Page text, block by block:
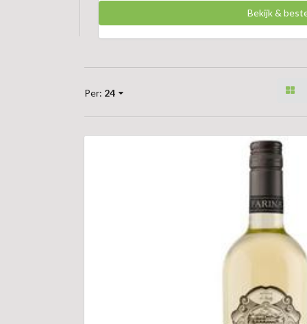
Bekijk &
Per: 24